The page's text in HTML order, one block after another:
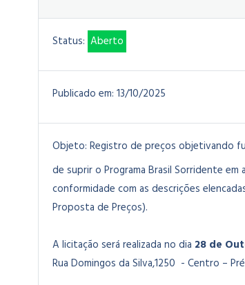
Status: Aberto
Publicado em: 13/10/2025
Objeto: Registro de preços objetivando
de suprir o Programa Brasil Sorridente
conformidade com as descrições
Proposta de Preços).
A licitação será realizada no dia 28 de
Rua Domingos da Silva,1250 - Centro –